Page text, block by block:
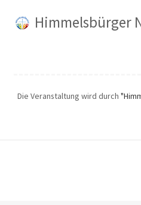
Himmelsbürger
Die Veranstaltung wird durch